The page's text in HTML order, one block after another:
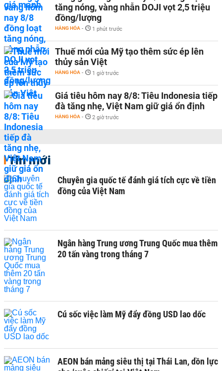
tăng nóng, vàng nhẫn DOJI vọt 2,5 triệu
đồng/lượng
HÀNG HÓA - 1 phút trước
Thuế mới của Mỹ tạo thêm sức ép lên
thủy sản Việt
HÀNG HÓA - 1 giờ trước
Giá tiêu hôm nay 8/8: Tiêu Indonesia tiếp
đà tăng nhẹ, Việt Nam giữ giá ổn định
HÀNG HÓA - 2 giờ trước
Tin mới
Chuyên gia quốc tế đánh giá tích cực về tiền
đồng của Việt Nam
Ngân hàng Trung ương Trung Quốc mua thêm
20 tấn vàng trong tháng 7
Cú sốc việc làm Mỹ đẩy đồng USD lao dốc
AEON bán mảng siêu thị tại Thái Lan, dồn lực